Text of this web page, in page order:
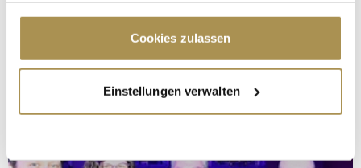
Cookie-Erklärung oder durch Klicken auf das Privacy
Trigger Symbol ändern oder widerrufen
Informationen über Ihre geografische Lage
erfassen, welche bis auf einige Meter genau sein
Cookies zulassen
Einstellungen verwalten